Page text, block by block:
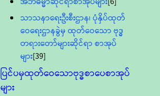
သာသနာရေးဦးစီးဌာန၊ ပုံနှိပ်ထုတ်
ဝေရေးဌာနခွဲမှ ထုတ်ဝေသော ဗုဒ္ဓ
တရားတော်များဆိုင်ရာ စာအုပ်
များ[39]
ပြင်ပမှထုတ်ဝေသောဗုဒ္ဓစာပေစာအုပ်
များ